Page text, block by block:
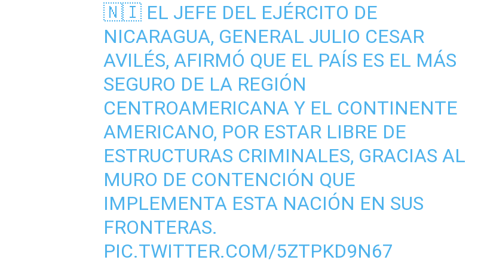
🇳🇮 EL JEFE DEL EJÉRCITO DE
NICARAGUA, GENERAL JULIO CESAR
AVILÉS, AFIRMÓ QUE EL PAÍS ES EL MÁS
SEGURO DE LA REGIÓN
CENTROAMERICANA Y EL CONTINENTE
AMERICANO, POR ESTAR LIBRE DE
ESTRUCTURAS CRIMINALES, GRACIAS AL
MURO DE CONTENCIÓN QUE
IMPLEMENTA ESTA NACIÓN EN SUS
FRONTERAS.
PIC.TWITTER.COM/5ZTPKD9N67